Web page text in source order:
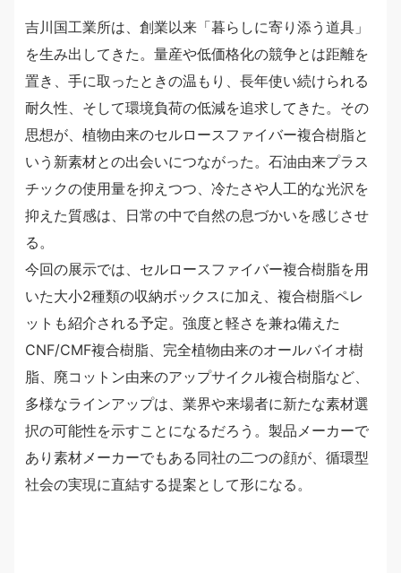
吉川国工業所は、創業以来「暮らしに寄り添う道具」
を生み出してきた。量産や低価格化の競争とは距離を
置き、手に取ったときの温もり、長年使い続けられる
耐久性、そして環境負荷の低減を追求してきた。その
思想が、植物由来のセルロースファイバー複合樹脂と
いう新素材との出会いにつながった。石油由来プラス
チックの使用量を抑えつつ、冷たさや人工的な光沢を
抑えた質感は、日常の中で自然の息づかいを感じさせ
る。
今回の展示では、セルロースファイバー複合樹脂を用
いた大小2種類の収納ボックスに加え、複合樹脂ペレ
ットも紹介される予定。強度と軽さを兼ね備えた
CNF/CMF複合樹脂、完全植物由来のオールバイオ樹
脂、廃コットン由来のアップサイクル複合樹脂など、
多様なラインアップは、業界や来場者に新たな素材選
択の可能性を示すことになるだろう。製品メーカーで
あり素材メーカーでもある同社の二つの顔が、循環型
社会の実現に直結する提案として形になる。